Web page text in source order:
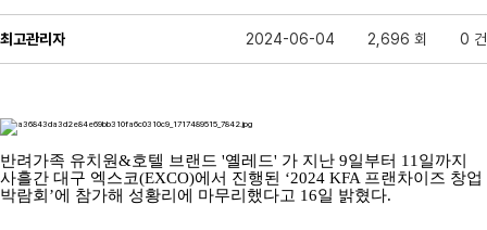
최고관리자 2024-06-04 2,696 회 0 건
반려가족 유치원&호텔 브랜드 '옐레드' 가 지난 9일부터 11일까지
사흘간 대구 엑스코(EXCO)에서 진행된 ‘2024 KFA 프랜차이즈 창업
박람회’에 참가해 성황리에 마무리했다고 16일 밝혔다.